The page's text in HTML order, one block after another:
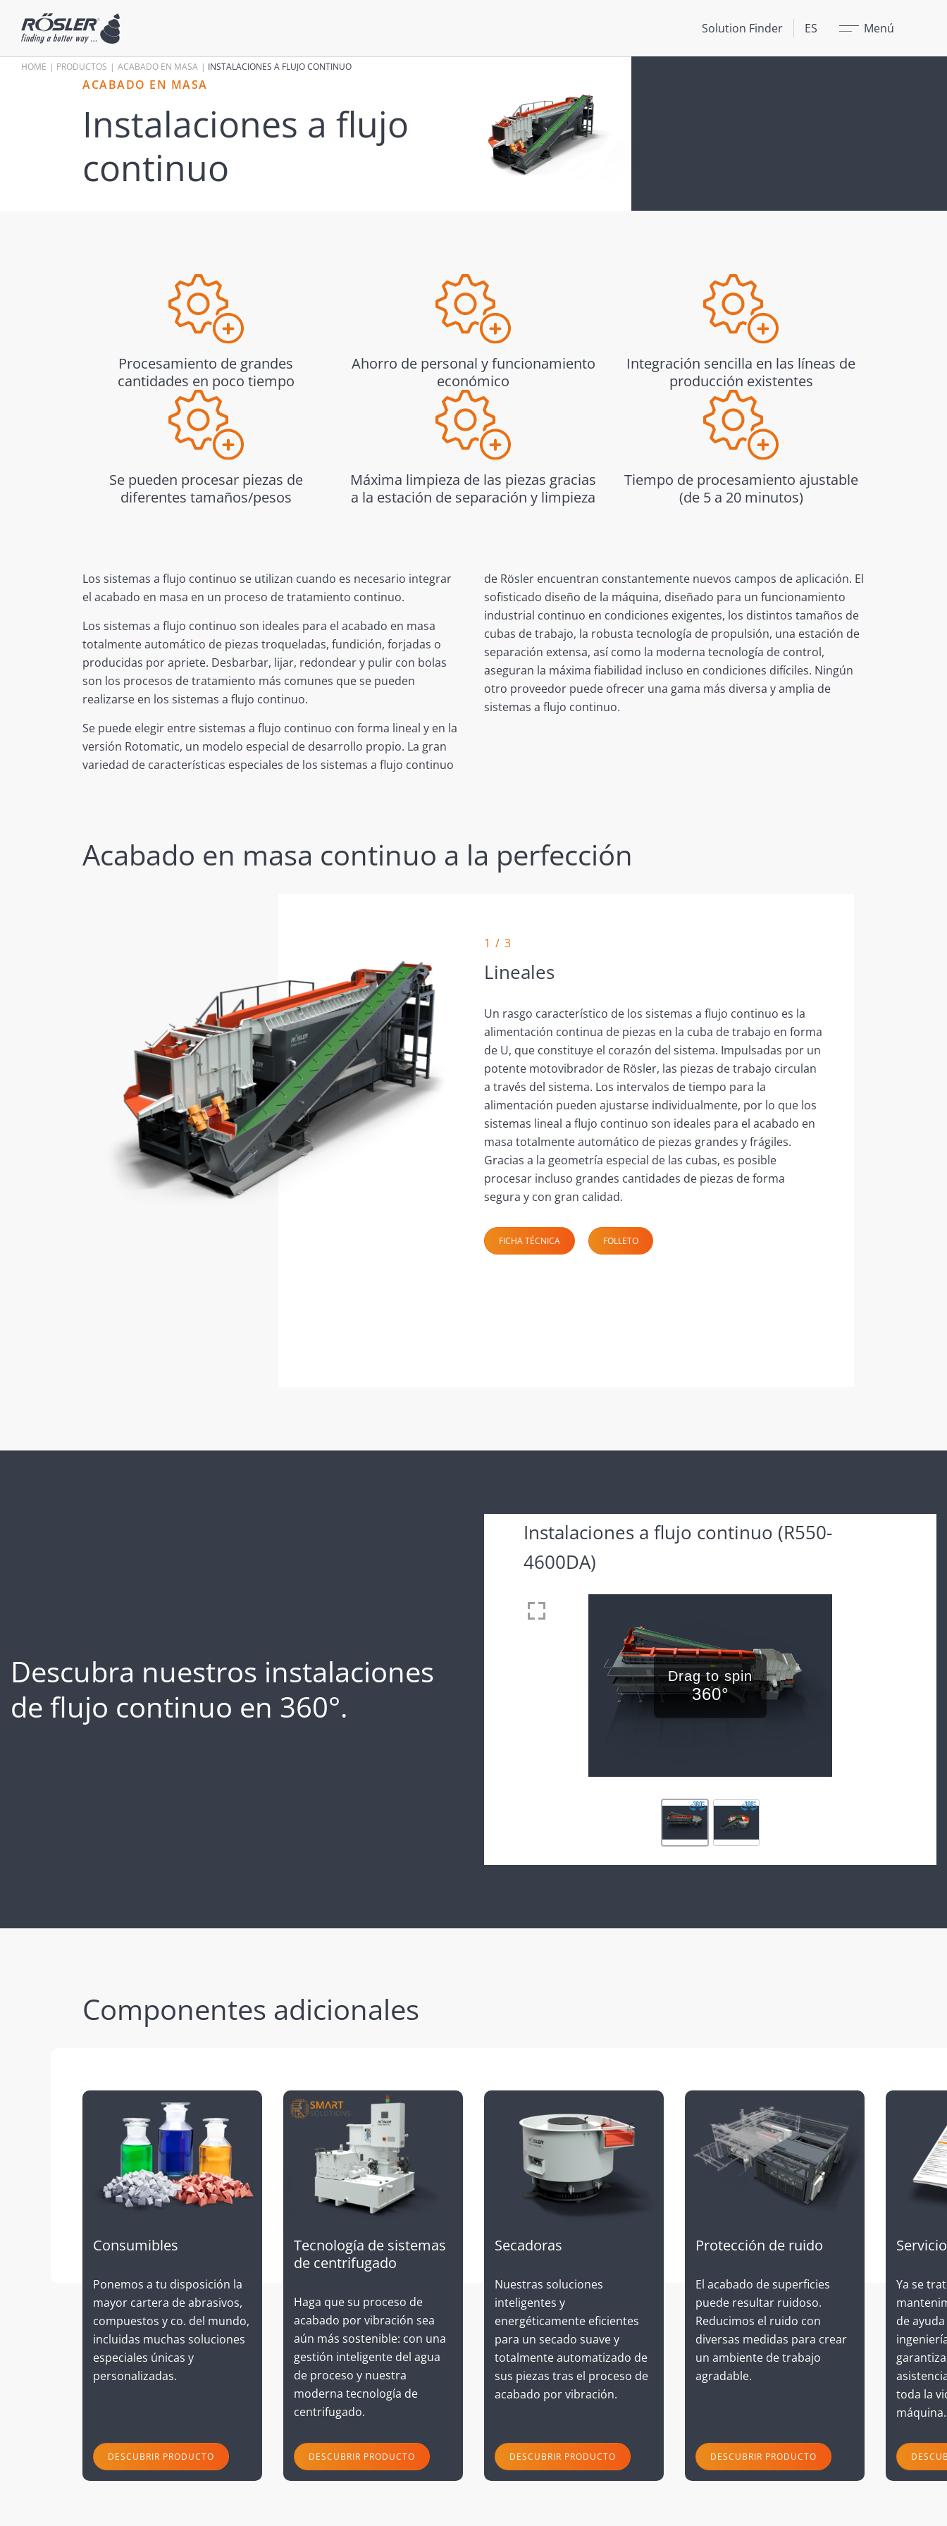
Solution Finder ES Menú
HOME PRODUCTOS ACABADO ­EN MASA INSTALACIONES A FLUJO CONTINUO
ACABADO EN MASA
Instalaciones a flujo
continuo
Procesamiento de grandes
cantidades en poco tiempo
Ahorro de personal y funcionamiento
económico
Integración sencilla en las líneas de
producción existentes
Se pueden procesar piezas de
diferentes tamaños/pesos
Máxima limpieza de las piezas gracias
a la estación de separación y limpieza
Tiempo de procesamiento ajustable
(de 5 a 20 minutos)
Los sistemas a flujo continuo se utilizan cuando es necesario integrar
el acabado en masa en un proceso de tratamiento continuo.
Los sistemas a flujo continuo son ideales para el acabado en masa
totalmente automático de piezas troqueladas, fundición, forjadas o
producidas por apriete. Desbarbar, lijar, redondear y pulir con bolas
son los procesos de tratamiento más comunes que se pueden
realizarse en los sistemas a flujo continuo.
Se puede elegir entre sistemas a flujo continuo con forma lineal y en la
versión Rotomatic, un modelo especial de desarrollo propio. La gran
variedad de características especiales de los sistemas a flujo continuo
de Rösler encuentran constantemente nuevos campos de aplicación. El
sofisticado diseño de la máquina, diseñado para un funcionamiento
industrial continuo en condiciones exigentes, los distintos tamaños de
cubas de trabajo, la robusta tecnología de propulsión, una estación de
separación extensa, así como la moderna tecnología de control,
aseguran la máxima fiabilidad incluso en condiciones difíciles. Ningún
otro proveedor puede ofrecer una gama más diversa y amplia de
sistemas a flujo continuo.
Acabado en masa continuo a la perfección
1 / 3
Lineales
Un rasgo característico de los sistemas a flujo continuo es la
alimentación continua de piezas en la cuba de trabajo en forma
de U, que constituye el corazón del sistema. Impulsadas por un
potente motovibrador de Rösler, las piezas de trabajo circulan
a través del sistema. Los intervalos de tiempo para la
alimentación pueden ajustarse individualmente, por lo que los
sistemas lineal a flujo continuo son ideales para el acabado en
masa totalmente automático de piezas grandes y frágiles.
Gracias a la geometría especial de las cubas, es posible
procesar incluso grandes cantidades de piezas de forma
segura y con gran calidad.
FICHA TÉCNICA FOLLETO
Descubra nuestros instalaciones
de flujo continuo en 360°.
Instalaciones a flujo continuo (R550-
4600DA)
Drag to spin
360°
Componentes adicionales
Consumibles
Ponemos a tu disposición la
mayor cartera de abrasivos,
compuestos y co. del mundo,
incluidas muchas soluciones
especiales únicas y
personalizadas.
DESCUBRIR PRODUCTO
Tecnología de sistemas
de centrifugado
Haga que su proceso de
acabado por vibración sea
aún más sostenible: con una
gestión inteligente del agua
de proceso y nuestra
moderna tecnología de
centrifugado.
DESCUBRIR PRODUCTO
Secadoras
Nuestras soluciones
inteligentes y
energéticamente eficientes
para un secado suave y
totalmente automatizado de
sus piezas tras el proceso de
acabado por vibración.
DESCUBRIR PRODUCTO
Protección de ruido
El acabado de superficies
puede resultar ruidoso.
Reducimos el ruido con
diversas medidas para crear
un ambiente de trabajo
agradable.
DESCUBRIR PRODUCTO
Ya se
de
toda la
máquina.